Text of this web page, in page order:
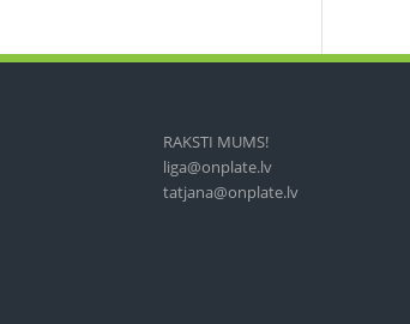
RAKSTI MUMS!
liga@onplate.lv
tatjana@onplate.lv